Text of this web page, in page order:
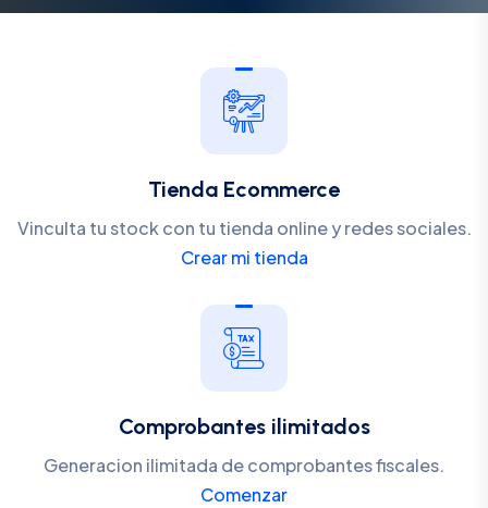
Tienda Ecommerce
Vinculta tu stock con tu tienda online y redes sociales.
Crear mi tienda
Comprobantes ilimitados
Generacion ilimitada de comprobantes fiscales.
Comenzar